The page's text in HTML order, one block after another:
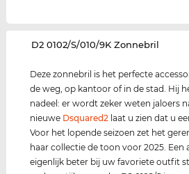
‌D2 0102/S/010/9K Zonnebril
Deze zonnebril is het perfecte
de weg, op kantoor of in de stad. Hij
nadeel: er wordt zeker weten jaloers
nieuwe Dsquared2 laat u zien dat u
Voor het lopende seizoen zet het
haar collectie de toon voor 2025. Een
eigenlijk beter bij uw favoriete outfit